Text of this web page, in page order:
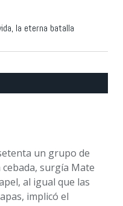
la eterna batalla
un grupo de
surgía Mate
al igual que las
implicó el